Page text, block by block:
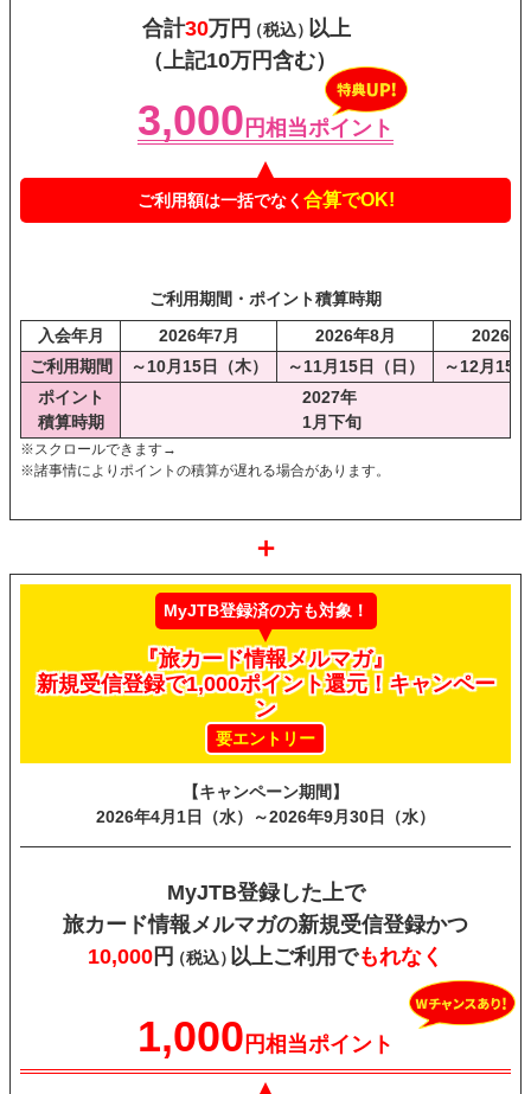
合計30万円（税込）以上
（上記10万円含む）
3,000 円相当ポイント
ご利用額は一括でなく 合算でOK!
ご利用期間・ポイント積算時期
入会年月
2026年7月 2026年8月
2026年
ご利用期間
～10月15日（木） ～11月15日（日）
～12月15
ポイント
積算時期
2027年
1月下旬
※スクロールできます→
※諸事情によりポイントの積算が遅れる場合があります。
＋
MyJTB登録済の方も対象！
『旅カード情報メルマガ』
新規受信登録で1,000ポイント還元！キャンペー
ン
要エントリー
【キャンペーン期間】
2026年4月1日（水）～2026年9月30日（水）
MyJTB登録した上で
旅カード情報メルマガの新規受信登録かつ
10,000円（税込）以上ご利用でもれなく
1,000 円相当ポイント